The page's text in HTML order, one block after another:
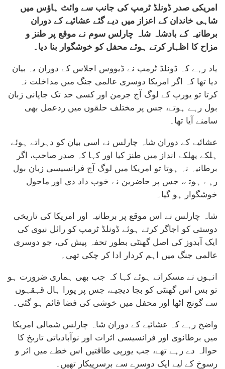
امریکی صدر ڈونلڈ ٹرمپ کی جانب سے وائٹ ہاؤس میں
شاہی خاندان کے اعزاز میں دیے گئے عشائیے کے دوران
برطانیہ کے بادشاہ شاہ چارلس سوم نے موقع پر طنز و
مزاح کا اظہار کرتے ہوئے محفل کو خوشگوار بنا دیا۔
یاد رہے کہ ڈونلڈ ٹرمپ نے ڈیووس اجلاس کے دوران یہ بیان
دیا تھا کہ اگر امریکا دوسری عالمی جنگ میں مداخلت نہ
کرتا تو یورپ کے لوگ آج جرمن اور کسی حد تک جاپانی زبان
بول رہے ہوتے، جس پر مختلف حلقوں میں ردعمل بھی
سامنے آیا تھا۔
عشائیے کے دوران شاہ چارلس نے اسی بیان کو دہراتے ہوئے
ہلکے پھلکے انداز میں طنز کیا اور کہا کہ صدر صاحب، اگر
برطانیہ نہ ہوتا تو امریکا میں لوگ آج فرانسیسی زبان بول
رہے ہوتے، جس پر حاضرین نے خوب داد دی اور ماحول
خوشگوار ہو گیا۔
شاہ چارلس نے اس موقع پر برطانیہ اور امریکا کی تاریخی
دوستی کو اجاگر کرتے ہوئے ڈونلڈ ٹرمپ کو رائل نیوی کی
ایک آبدوز کی اصل گھنٹی بطور تحفہ پیش کی، جو دوسری
عالمی جنگ میں اہم کردار ادا کر چکی تھی۔
انہوں نے مسکراتے ہوئے کہا کہ جب بھی ہماری ضرورت ہو
تو بس اس گھنٹی کو بجا دیجیے، جس پر پورا ہال قہقہوں
سے گونج اٹھا اور محفل میں خوشی کی فضا قائم ہو گئی۔
واضح رہے کہ عشائیے کے دوران شاہ چارلس شمالی امریکا
میں برطانوی اور فرانسیسی اثرات اور نوآبادیاتی تاریخ کا
حوالہ دے رہے تھے، جب یورپی طاقتیں اس خطے میں اثر و
رسوخ کے لیے ایک دوسرے سے برسرپیکار تھیں۔